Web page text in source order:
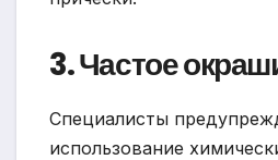
3. Частое
Специалисты
использование